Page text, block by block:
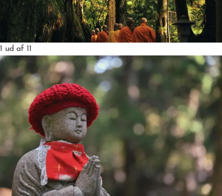
1 ud af 11